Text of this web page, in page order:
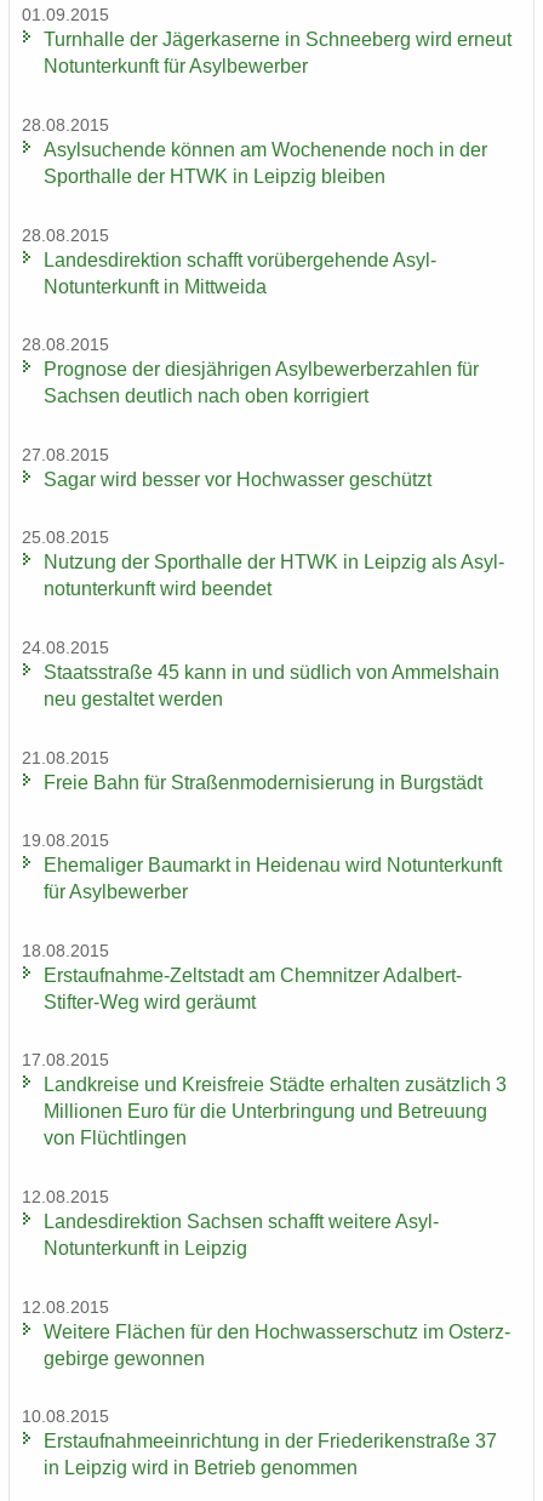
01.09.2015
Turn­hal­le der Jä­ger­ka­ser­ne in Schnee­berg wird er­neut
Not­un­ter­kunft für Asyl­be­wer­ber
28.08.2015
Asyl­su­chen­de kön­nen am Wo­chen­en­de noch in der
Sport­hal­le der HTWK in Leip­zig blei­ben
28.08.2015
Lan­des­di­rek­ti­on schafft vor­über­ge­hen­de Asyl-​
Notunterkunft in Mitt­wei­da
28.08.2015
Pro­gno­se der dies­jäh­ri­gen Asyl­be­wer­ber­zah­len für
Sach­sen deut­lich nach oben kor­ri­giert
27.08.2015
Sagar wird bes­ser vor Hoch­was­ser ge­schützt
25.08.2015
Nut­zung der Sport­hal­le der HTWK in Leip­zig als Asyl­
not­un­ter­kunft wird be­en­det
24.08.2015
Staats­stra­ße 45 kann in und süd­lich von Am­mels­hain
neu ge­stal­tet wer­den
21.08.2015
Freie Bahn für Stra­ßen­mo­der­ni­sie­rung in Burg­städt
19.08.2015
Ehe­ma­li­ger Bau­markt in Hei­den­au wird Not­un­ter­kunft
für Asyl­be­wer­ber
18.08.2015
Erstaufnahme-​Zeltstadt am Chem­nit­zer Adalbert-​
Stifter-Weg wird ge­räumt
17.08.2015
Land­krei­se und Kreis­freie Städ­te er­hal­ten zu­sätz­lich 3
Mil­lio­nen Euro für die Un­ter­brin­gung und Be­treu­ung
von Flücht­lin­gen
12.08.2015
Lan­des­di­rek­ti­on Sach­sen schafft wei­te­re Asyl-​
Notunterkunft in Leip­zig
12.08.2015
Wei­te­re Flä­chen für den Hoch­was­ser­schutz im Ost­erz­
ge­bir­ge ge­won­nen
10.08.2015
Erst­auf­nah­me­ein­rich­tung in der Frie­de­ri­ken­stra­ße 37
in Leip­zig wird in Be­trieb ge­nom­men